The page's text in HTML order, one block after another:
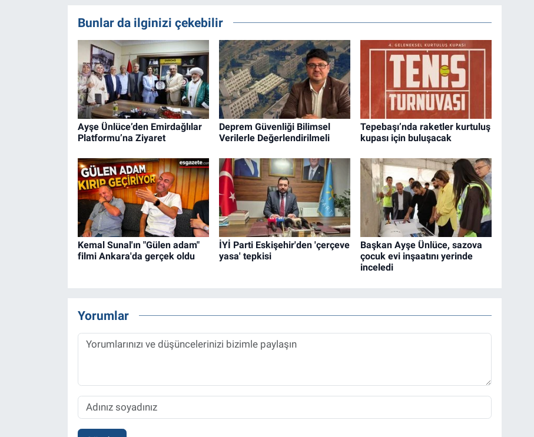
Bunlar da ilginizi çekebilir
Ayşe Ünlüce’den Emirdağlılar
Platformu’na Ziyaret
Deprem Güvenliği Bilimsel
Verilerle Değerlendirilmeli
Tepebaşı’nda raketler kurtuluş
kupası için buluşacak
Kemal Sunal'ın "Gülen adam"
filmi Ankara'da gerçek oldu
İYİ Parti Eskişehir'den 'çerçeve
yasa' tepkisi
Başkan Ayşe Ünlüce, sazova
çocuk evi inşaatını yerinde
inceledi
Yorumlar